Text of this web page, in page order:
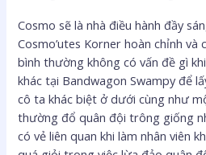
Cosmo sẽ là nhà điều hành đầy
Cosmo’utes Korner hoàn chỉnh
bình thường không có vấn đề gì
khác tại Bandwagon Swampy để
cô ta khác biệt ở dưới cùng như
thường đổ quân đội trông giống
có vẻ liên quan khi làm nhân viên